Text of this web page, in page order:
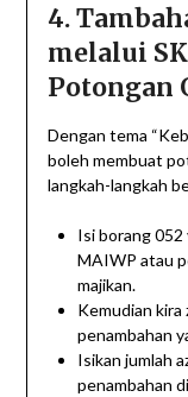
4.
melalui
Potongan
Dengan tema
boleh membuat
langkah-langkah
Isi borang
MAIWP atau
majikan.
Kemudian
penambahan
Isikan jumlah
penambahan